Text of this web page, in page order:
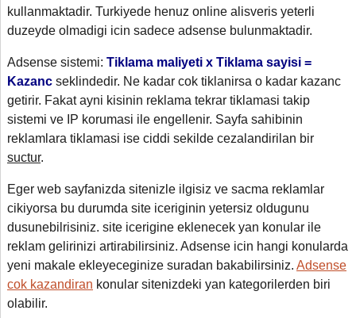
kullanmaktadir. Turkiyede henuz online alisveris yeterli
duzeyde olmadigi icin sadece adsense bulunmaktadir.
Adsense sistemi: Tiklama maliyeti x Tiklama sayisi =
Kazanc seklindedir. Ne kadar cok tiklanirsa o kadar kazanc
getirir. Fakat ayni kisinin reklama tekrar tiklamasi takip
sistemi ve IP korumasi ile engellenir. Sayfa sahibinin
reklamlara tiklamasi ise ciddi sekilde cezalandirilan bir
suctur.
Eger web sayfanizda sitenizle ilgisiz ve sacma reklamlar
cikiyorsa bu durumda site iceriginin yetersiz oldugunu
dusunebilrisiniz. site icerigine eklenecek yan konular ile
reklam gelirinizi artirabilirsiniz. Adsense icin hangi konularda
yeni makale ekleyeceginize suradan bakabilirsiniz. Adsense
cok kazandiran konular sitenizdeki yan kategorilerden biri
olabilir.